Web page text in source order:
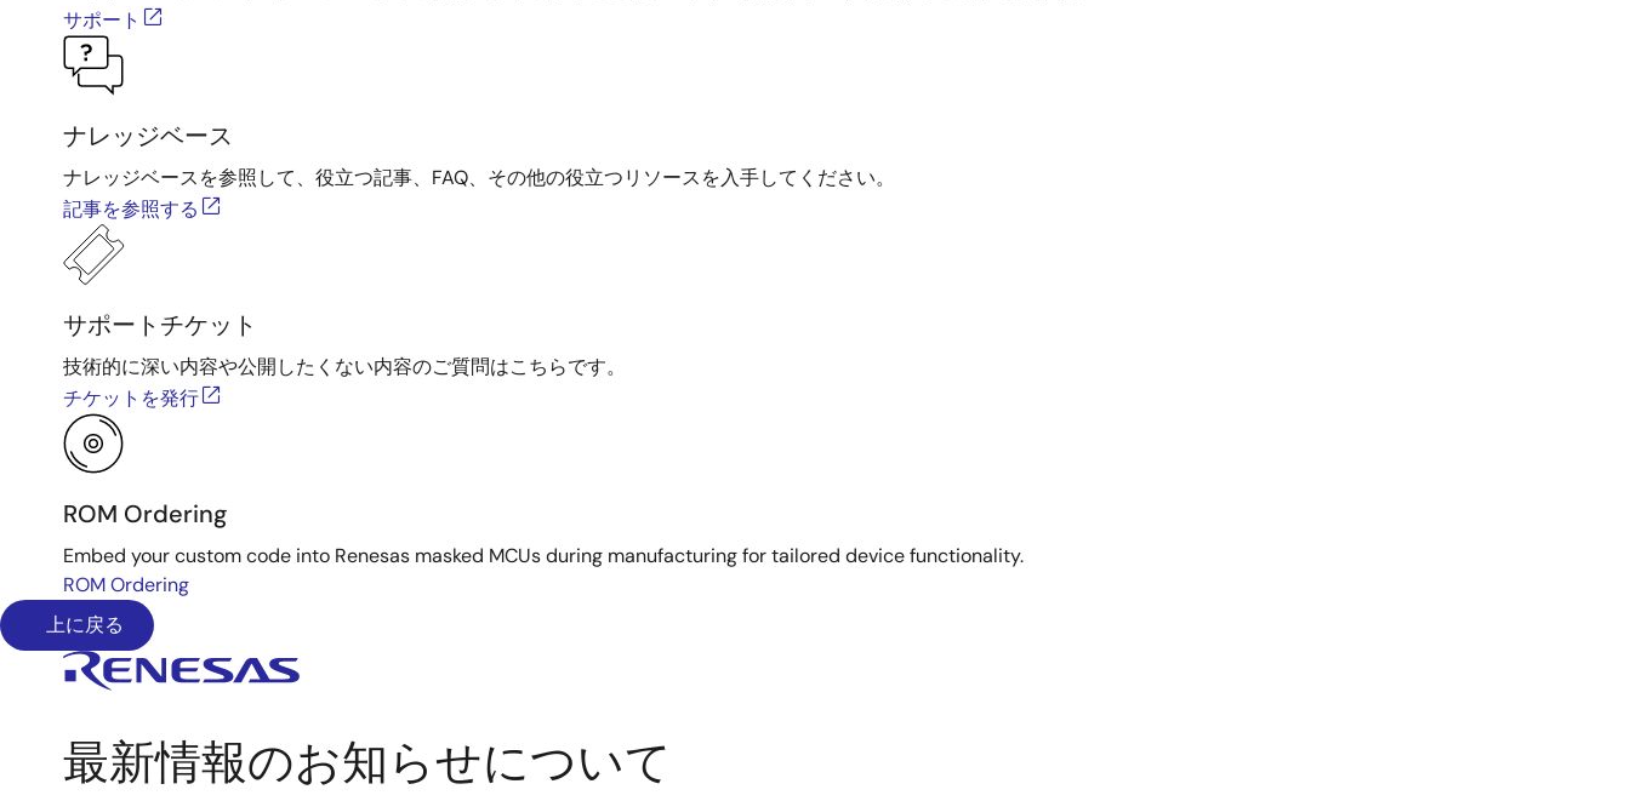
サポート
ナレッジベース
ナレッジベースを参照して、役立つ記事、FAQ、その他の役立つリソースを入手してください。
記事を参照する
サポートチケット
技術的に深い内容や公開したくない内容のご質問はこちらです。
チケットを発行
ROM Ordering
Embed your custom code into Renesas masked MCUs during manufacturing for tailored device functionality.
ROM Ordering
上に戻る
最新情報のお知らせについて